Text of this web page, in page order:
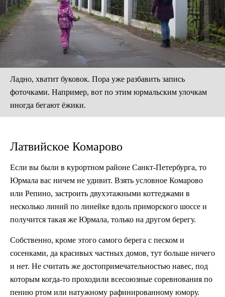
Ладно, хватит буковок. Пора уже разбавить запись
фоточками. Например, вот по этим юрмальским улочкам
иногда бегают ёжики.
Латвийское Комарово
Если вы были в курортном районе Санкт-Петербурга, то
Юрмала вас ничем не удивит. Взять условное Комарово
или Репино, застроить двухэтажными коттеджами в
несколько линий по линейке вдоль приморского шоссе и
получится такая же Юрмала, только на другом берегу.
Собственно, кроме этого самого берега с песком и
сосенками, да красивых частных домов, тут больше ничего
и нет. Не считать же достопримечательностью навес, под
которым когда-то проходили всесоюзные соревнования по
пению ртом или натужному рафинированному юмору.